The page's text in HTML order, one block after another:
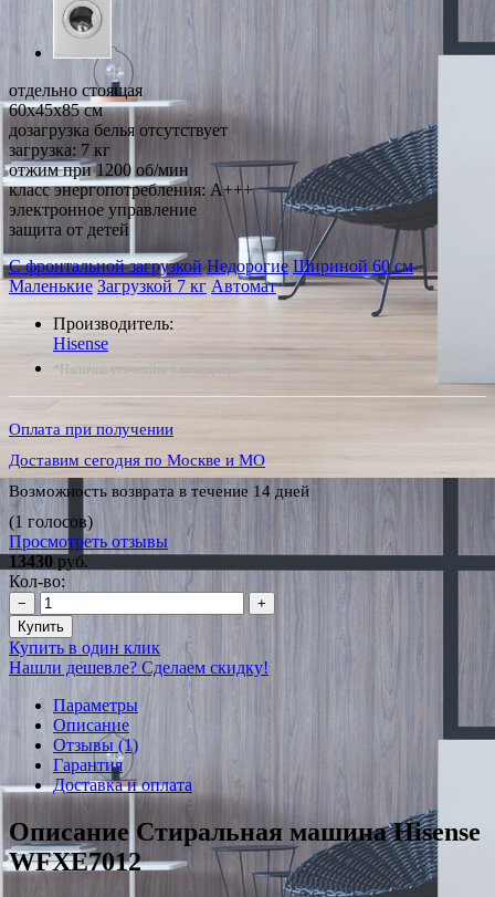
отдельно стоящая
60x45x85 см
дозагрузка белья отсутствует
загрузка: 7 кг
отжим при 1200 об/мин
класс энергопотребления: A+++
электронное управление
защита от детей
С фронтальной загрузкой Недорогие Шириной 60 см
Маленькие Загрузкой 7 кг Автомат
Производитель:
Hisense
*Наличие уточняйте у менеджера
Оплата при получении
Доставим сегодня по Москве и МО
Возможность возврата в течение 14 дней
(1 голосов)
Просмотреть отзывы
13430 руб.
Кол-во:
−
+
Купить
Купить в один клик
Нашли дешевле? Сделаем скидку!
Параметры
Описание
Отзывы (1)
Гарантия
Доставка и оплата
Описание Стиральная машина Hisense
WFXE7012